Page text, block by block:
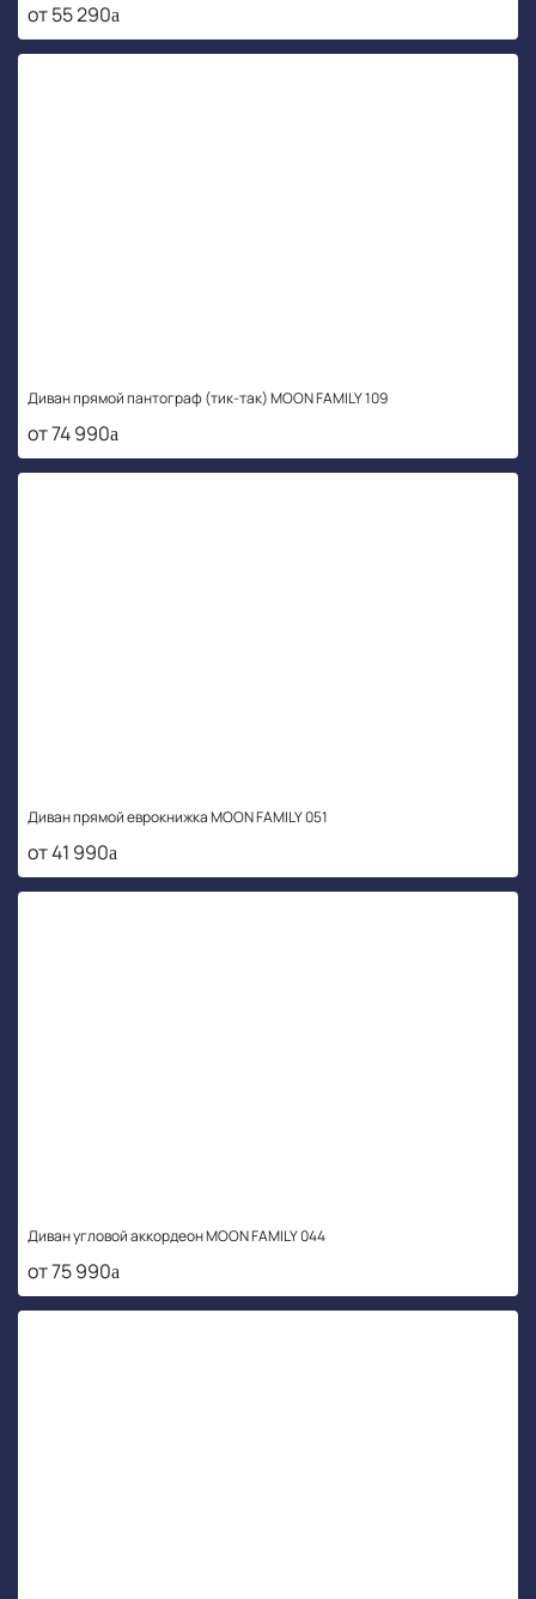
от 55 290
Диван прямой пантограф (тик-так) MOON FAMILY 109
от 74 990
Диван прямой еврокнижка MOON FAMILY 051
от 41 990
Диван угловой аккордеон MOON FAMILY 044
от 75 990